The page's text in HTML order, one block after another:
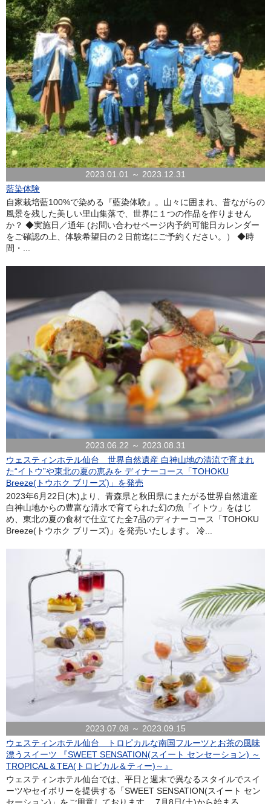
2023.01.01 ～ 2023.12.31
藍染体験
自家栽培藍100%で染める『藍染体験』。山々に囲まれ、昔ながらの
風景を残した美しい里山集落で、世界に１つの作品を作りません
か？ ◆実施日／通年 (お問い合わせページ内予約可能日カレンダー
をご確認の上、体験希望日の２日前迄にご予約ください。） ◆時
間・...
2023.06.22 ～ 2023.08.31
ウェスティンホテル仙台 世界自然遺産 白神山地の清流で育まれ
た“イトウ”や東北の夏の恵みを ディナーコース「TOHOKU
Breeze(トウホク ブリーズ)」を発売
2023年6月22日(木)より、青森県と秋田県にまたがる世界自然遺産
白神山地からの豊富な清水で育てられた幻の魚「イトウ」をはじ
め、東北の夏の食材で仕立てた全7品のディナーコース「TOHOKU
Breeze(トウホク ブリーズ)」を発売いたします。 冷...
2023.07.08 ～ 2023.09.15
ウェスティンホテル仙台 トロピカルな南国フルーツとお茶の風味
漂うスイーツ 『SWEET SENSATION(スイート センセーション) ～
TROPICAL＆TEA(トロピカル＆ティー)～』
ウェスティンホテル仙台では、平日と週末で異なるスタイルでスイ
ーツやセイボリーを提供する「SWEET SENSATION(スイート セン
セーション)」をご用意しております。 7月8日(土)から始まる